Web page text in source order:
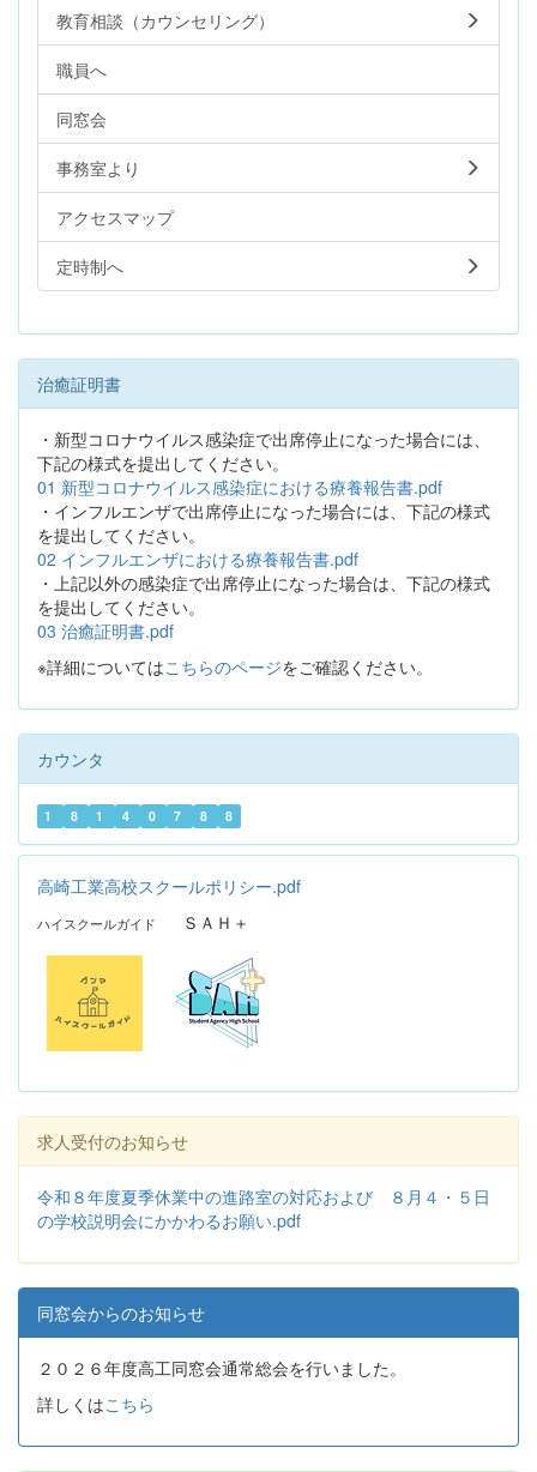
教育相談（カウンセリング）
職員へ
同窓会
事務室より
アクセスマップ
定時制へ
治癒証明書
・新型コロナウイルス感染症で出席停止になった場合には、
下記の様式を提出してください。
01 新型コロナウイルス感染症における療養報告書.pdf
・インフルエンザで出席停止になった場合には、下記の様式
を提出してください。
02 インフルエンザにおける療養報告書.pdf
・上記以外の感染症で出席停止になった場合は、下記の様式
を提出してください。
03 治癒証明書.pdf
※詳細についてはこちらのページをご確認ください。
カウンタ
1 8 1 4 0 7 8 8
高崎工業高校スクールポリシー.pdf
ハイスクールガイド ＳＡＨ＋
求人受付のお知らせ
令和８年度夏季休業中の進路室の対応および ８月４・５日
の学校説明会にかかわるお願い.pdf
同窓会からのお知らせ
２０２６年度高工同窓会通常総会を行いました。
詳しくはこちら